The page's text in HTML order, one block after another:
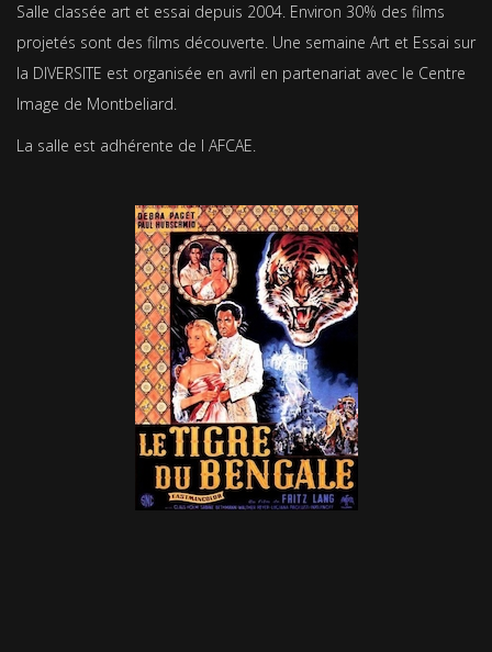
Salle classée art et essai depuis 2004. Environ 30% des films
projetés sont des films découverte. Une semaine Art et Essai sur
la DIVERSITE est organisée en avril en partenariat avec le Centre
Image de Montbeliard.
La salle est adhérente de l AFCAE.